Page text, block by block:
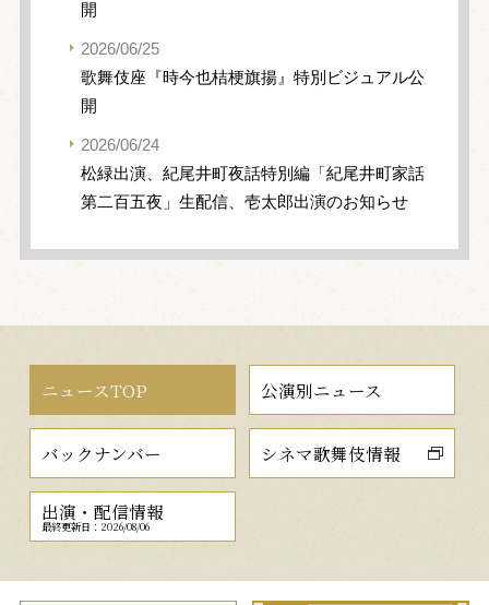
開
2026/06/25
歌舞伎座『時今也桔梗旗揚』特別ビジュアル公
開
2026/06/24
松緑出演、紀尾井町夜話特別編「紀尾井町家話
第二百五夜」生配信、壱太郎出演のお知らせ
ニュースTOP 公演別ニュース
バックナンバー シネマ歌舞伎情報
出演・配信情報
最終更新日：2026/08/06